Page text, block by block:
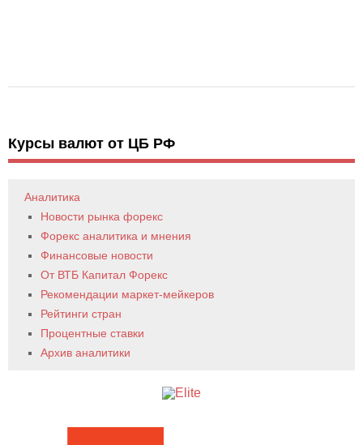
Курсы валют от ЦБ РФ
Аналитика
Новости рынка форекс
Форекс аналитика и мнения
Финансовые новости
От ВТБ Капитал Форекс
Рекомендации маркет-мейкеров
Рейтинги стран
Процентные ставки
Архив аналитики